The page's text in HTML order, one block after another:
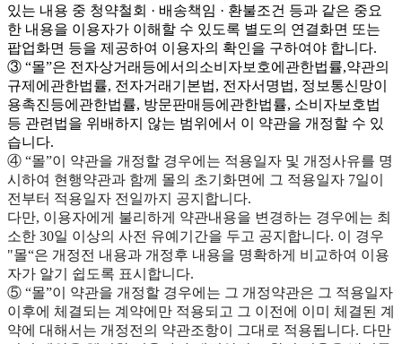
있는 내용 중 청약철회 · 배송책임 · 환불조건 등과 같은 중요
한 내용을 이용자가 이해할 수 있도록 별도의 연결화면 또는
팝업화면 등을 제공하여 이용자의 확인을 구하여야 합니다.
③ “몰”은 전자상거래등에서의소비자보호에관한법률,약관의
규제에관한법률, 전자거래기본법, 전자서명법, 정보통신망이
용촉진등에관한법률, 방문판매등에관한법률, 소비자보호법
등 관련법을 위배하지 않는 범위에서 이 약관을 개정할 수 있
습니다.
④ “몰”이 약관을 개정할 경우에는 적용일자 및 개정사유를 명
시하여 현행약관과 함께 몰의 초기화면에 그 적용일자 7일이
전부터 적용일자 전일까지 공지합니다.
다만, 이용자에게 불리하게 약관내용을 변경하는 경우에는 최
소한 30일 이상의 사전 유예기간을 두고 공지합니다. 이 경우
"몰“은 개정전 내용과 개정후 내용을 명확하게 비교하여 이용
자가 알기 쉽도록 표시합니다.
⑤ “몰”이 약관을 개정할 경우에는 그 개정약관은 그 적용일자
이후에 체결되는 계약에만 적용되고 그 이전에 이미 체결된 계
약에 대해서는 개정전의 약관조항이 그대로 적용됩니다. 다만